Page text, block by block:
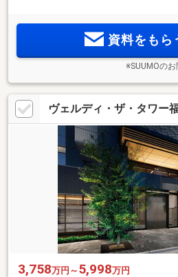
ュー上天満」最終期分譲受付中。
資料をもら
※SUUMOの
ヴェルディ・ザ・タワー
3,758万円～ 5,998万円